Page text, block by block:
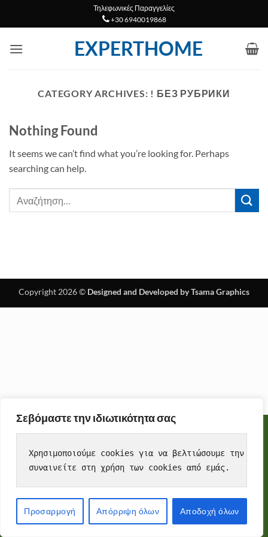
Σεβόμαστε την ιδιωτικότητα σας
Χρησιμοποιούμε cookies για να βελτιώσουμε την
συναινείτε στη χρήση των cookies από εμάς.
Προσαρμογή Απόρριψη όλων Αποδοχή όλων
Τηλεφωνικές Παραγγελίες
+30 6940019868
EXPERTHOME
CATEGORY ARCHIVES: ! БЕЗ РУБРИКИ
Nothing Found
It seems we can’t find what you’re looking for. Perhaps
searching can help.
Copyright 2026 © Designed and Developed by Tsama Graphics
To make this site work properly, we sometimes place small
data files called cookies on your device. Most big websites do